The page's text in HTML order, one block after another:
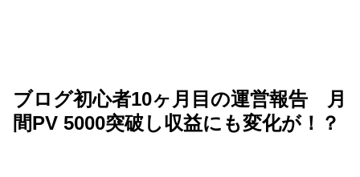
ブログ初心者10ヶ月目の運営報告 月
間PV 5000突破し収益にも変化が！？